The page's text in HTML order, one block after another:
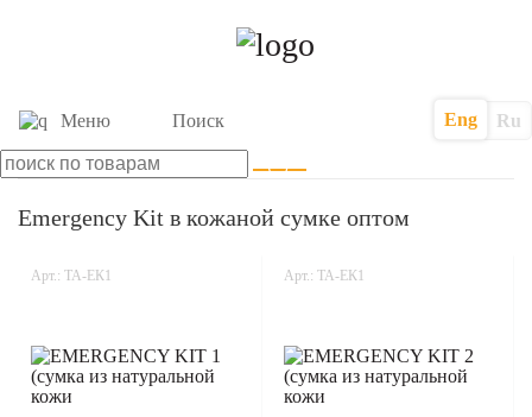
Меню Поиск Eng Ru
Emergency Kit в кожаной сумке оптом
Арт.: ТА-ЕК1 Арт.: ТА-ЕК1